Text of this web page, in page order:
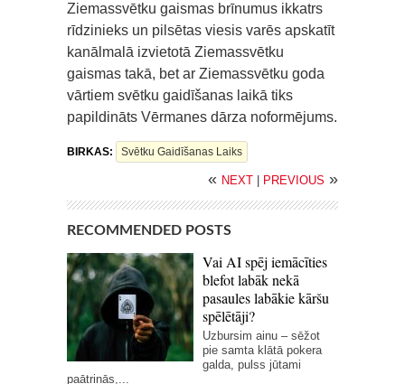
Ziemassvētku gaismas brīnumus ikkatrs
rīdzinieks un pilsētas viesis varēs apskatīt
kanālmalā izvietotā Ziemassvētku
gaismas takā, bet ar Ziemassvētku goda
vārtiem svētku gaidīšanas laikā tiks
papildināts Vērmanes dārza noformējums.
BIRKAS: Svētku Gaidīšanas Laiks
« NEXT PREVIOUS »
RECOMMENDED POSTS
Vai AI spēj iemācīties
blefot labāk nekā
pasaules labākie kāršu
spēlētāji?
Uzbursim ainu – sēžot
pie samta klātā pokera
galda, pulss jūtami
paātrinās,...